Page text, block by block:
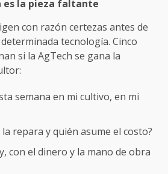
es la pieza faltante
con razón certezas antes de
tecnología. Cinco
si la AgTech se gana la
semana en mi cultivo, en mi
repara y quién asume el costo?
con el dinero y la mano de obra